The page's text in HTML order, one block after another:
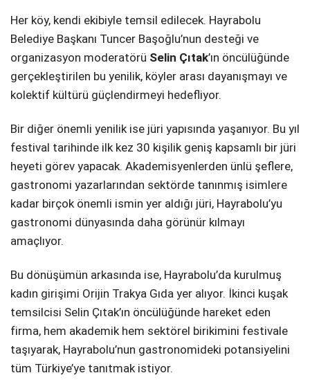
Her köy, kendi ekibiyle temsil edilecek. Hayrabolu
Belediye Başkanı Tuncer Başoğlu’nun desteği ve
organizasyon moderatörü Selin Çıtak’ın öncülüğünde
gerçekleştirilen bu yenilik, köyler arası dayanışmayı ve
kolektif kültürü güçlendirmeyi hedefliyor.
Bir diğer önemli yenilik ise jüri yapısında yaşanıyor. Bu yıl
festival tarihinde ilk kez 30 kişilik geniş kapsamlı bir jüri
heyeti görev yapacak. Akademisyenlerden ünlü şeflere,
gastronomi yazarlarından sektörde tanınmış isimlere
kadar birçok önemli ismin yer aldığı jüri, Hayrabolu’yu
gastronomi dünyasında daha görünür kılmayı
amaçlıyor.
Bu dönüşümün arkasında ise, Hayrabolu’da kurulmuş
kadın girişimi Orijin Trakya Gıda yer alıyor. İkinci kuşak
temsilcisi Selin Çıtak’ın öncülüğünde hareket eden
firma, hem akademik hem sektörel birikimini festivale
taşıyarak, Hayrabolu’nun gastronomideki potansiyelini
tüm Türkiye’ye tanıtmak istiyor.